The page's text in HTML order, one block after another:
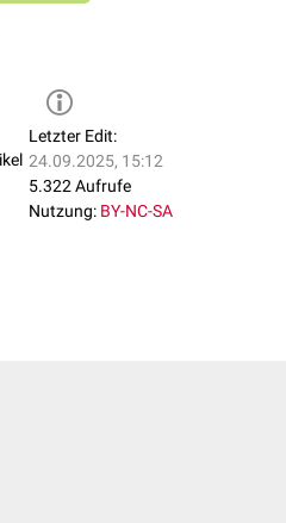
Letzter Edit:
24.09.2025, 15:12
5.322 Aufrufe
Nutzung: BY-NC-SA